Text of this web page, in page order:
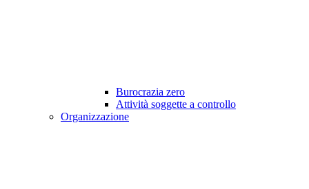
Burocrazia zero
Attività soggette a controllo
Organizzazione